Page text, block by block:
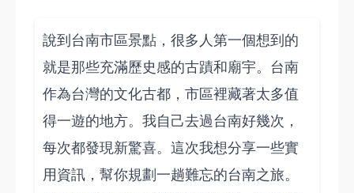
說到台南市區景點，很多人第一個想到的
就是那些充滿歷史感的古蹟和廟宇。台南
作為台灣的文化古都，市區裡藏著太多值
得一遊的地方。我自己去過台南好幾次，
每次都發現新驚喜。這次我想分享一些實
用資訊，幫你規劃一趟難忘的台南之旅。